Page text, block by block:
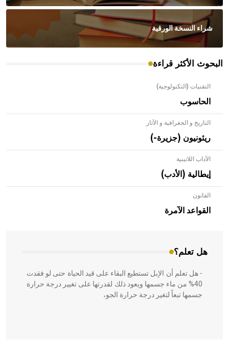
شراء النسخة الورقية
البحوث الأكثر قراءة
التقنيات (التكنولوجية)
الحاسوب
التاريخ و الجغرافية و الآثار
ريئونيون (جزيرة-)
الآداب اللاتينية
إيطالية (الأدب)
القانون
القواعد الآمرة
هل تعلم؟
- هل تعلم أن الأبلق نوع من الفنون الهندسية التي ارتبطت
بالعمارة الإسلامية في بلاد الشام ومصر خاصة، حيث يحرص
المعمار على بناء مداميكه وخاصة في الواجهات
- هل تعلم أن الإبل تستطيع البقاء على قيد الحياة حتى لو فقدت
40% من ماء جسمها ويعود ذلك لقدرتها على تغيير درجة حرارة
جسمها تبعاً لتغير درجة حرارة الجو،